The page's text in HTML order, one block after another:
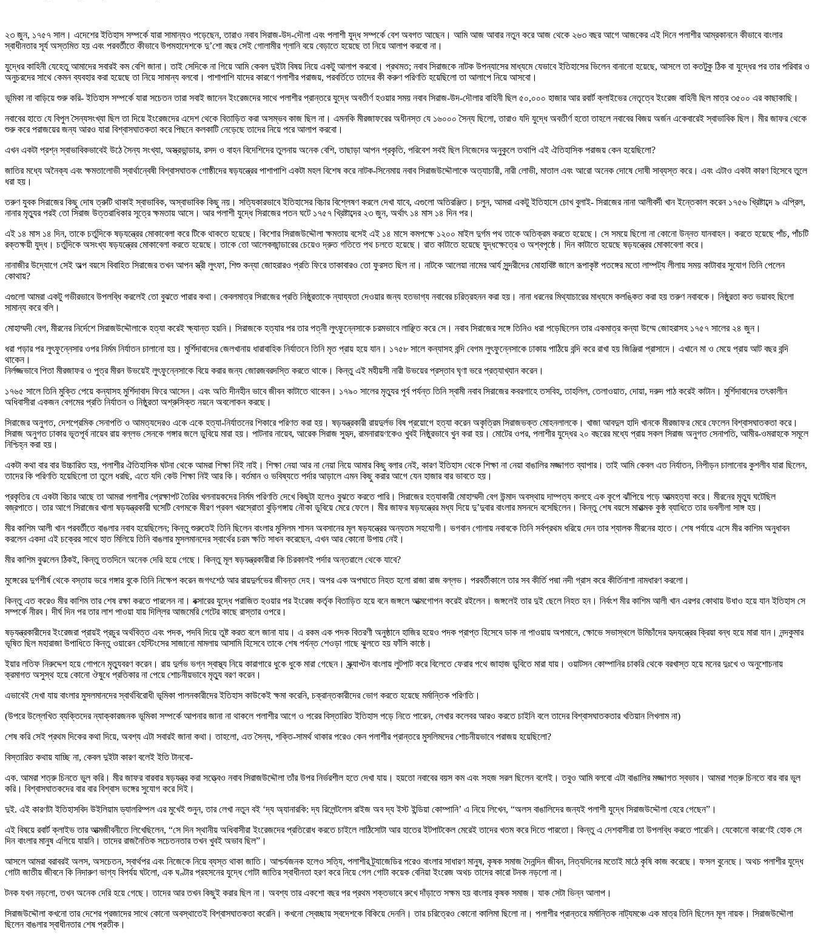
২৩ জুন, ১৭৫৭ সাল। এদেশের ইতিহাস সম্পর্কে যারা সামান্যও পড়েছেন, তারাও নবাব সিরাজ-উদ-দৌলা এবং পলাশী যুদ্ধ সম্পর্কে বেশ অবগত আছেন। আমি আজ আবার নতুন করে আজ থেকে ২৬৩ বছর আগে আজকের এই দিনে পলাশীর আম্রকাননে কীভাবে বাংলার
স্বাধীনতার সূর্য অস্তমিত হয় এবং পরবর্তীতে কীভাবে উপমহাদেশকে দু’শো বছর সেই গোলামীর গ্লানি বয়ে বেড়াতে হয়েছে তা নিয়ে আলাপ করবো না।
যুদ্ধের কাহিনী যেহেতু আমাদের সবারই কম বেশি জানা। তাই সেদিকে না গিয়ে আমি কেবল দুইটা বিষয় নিয়ে একটু আলাপ করবো। প্রথমত; নবাব সিরাজকে নাটক উপন্যাসের মাধ্যমে যেভাবে ইতিহাসের ভিলেন বানানো হয়েছে, আসলে তা কতটুকু ঠিক বা যুদ্ধের পর তার পরিবার ও
অনুচরদের সাথে কেমন ব্যবহার করা হয়েছে তা নিয়ে সামান্য বলবো। পাশাপাশি যাদের কারণে পলাশীর পরাজয়, পরবর্তিতে তাদের কী করুণ পরিণতি হয়েছিলো তা আলাপে নিয়ে আসবো।
ভূমিকা না বাড়িয়ে শুরু করি- ইতিহাস সম্পর্কে যারা সচেতন তারা সবাই জানেন ইংরেজদের সাথে পলাশীর প্রান্তরে যুদ্ধে অবতীর্ণ হওয়ার সময় নবাব সিরাজ-উদ-দৌলার বাহিনী ছিল ৫০,০০০ হাজার আর রবার্ট ক্লাইভের নেতৃত্বে ইংরেজ বাহিনী ছিল মাত্র ৩৫০০ এর কাছাকাছি।
নবাবের হাতে যে বিপুল সৈন্যসংখ্যা ছিল তা দিয়ে ইংরেজদের এদেশ থেকে বিতাড়িত করা অসম্ভব কাজ ছিল না। এমনকি মীরজাফরের অধীনস্ত যে ১৬০০০ সৈন্য ছিলো, তারাও যদি যুদ্ধে অবতীর্ণ হতো তাহলে নবাবের বিজয় অর্জন একেবারেই স্বাভাবিক ছিল। মীর জাফর থেকে
শুরু করে পরাজয়ের জন্য আরও যারা বিশ্বাসঘাতকতা করে পিছনে কলকাটি নেড়েছে তাদের নিয়ে পরে আলাপ করবো।
এখন একটা প্রশ্ন স্বাভাবিকভাবেই উঠে সৈন্য সংখ্যা, অস্ত্রভান্ডার, রসদ ও বাহন বিদেশিদের তুলনায় অনেক বেশি, তাছাড়া আপন প্রকৃতি, পরিবেশ সবই ছিল নিজেদের অনুকুলে তথাপি এই ঐতিহাসিক পরাজয় কেন হয়েছিলো?
জাতির মধ্যে অনৈক্য এবং ক্ষমতালোভী স্বার্থান্বেষী বিশ্বাসঘাতক গোষ্ঠীদের ষড়যন্ত্রের পাশাপাশি একটা মহল বিশেষ করে নাটক-সিনেমায় নবাব সিরাজউদ্দৌলাকে অত্যাচারী, নারী লোভী, মাতাল এবং আরো অনেক দোষে দোষী সাব্যস্ত করে। এবং এটাও একটা কারণ হিসেবে তুলে
ধরা হয়।
তরুণ যুবক সিরাজের কিছু দোষ ত্রুটি থাকাই স্বাভাবিক, অস্বাভাবিক কিছু নয়। সত্যিকারভাবে ইতিহাসের বিচার বিশ্লেষণ করলে দেখা যাবে, এগুলো অতিরঞ্জিত। চলুন, আমরা একটু ইতিহাসে চোখ বুলাই- সিরাজের নানা আলীবর্দী খান ইন্তেকাল করেন ১৭৫৬ খ্রিষ্টাব্দে ৯ এপ্রিল,
নানার মৃত্যুর পরই তো সিরাজ উত্তরাধিকার সূত্রে ক্ষমতায় আসে। আর পলাশী যুদ্ধে সিরাজের পতন ঘটে ১৭৫৭ খ্রিষ্টাব্দের ২৩ জুন, অর্থাৎ ১৪ মাস ১৪ দিন পর।
এই ১৪ মাস ১৪ দিন, তাকে চর্তুদিকে ষড়যন্ত্রের মোকাবেলা করে টিকে থাকতে হয়েছে। কিশোর সিরাজউদ্দৌলা ক্ষমতায় বসেই এই ১৪ মাসে কমপক্ষে ১২০০ মাইল দুর্গম পথ তাকে অতিক্রম করতে হয়েছে। সে সময়ে ছিলো না কোনো উন্নত যানবাহন। করতে হয়েছে পাঁচ, পাঁচটি
রক্তক্ষয়ী যুদ্ধ। চর্তুদিকে অসংখ্য ষড়যন্ত্রের মোকাবেলা করতে হয়েছে। তাকে তো আলেকজান্ডারের চেয়েও দ্রুত গতিতে পথ চলতে হয়েছে। রাত কাটাতে হয়েছে যুদ্ধক্ষেত্রে ও অশ্বপৃষ্ঠে। দিন কাটাতে হয়েছে ষড়যন্ত্রের মোকাবেলা করে।
নানাজীর উদ্যোগে সেই অল্প বয়সে বিবাহিত সিরাজের তখন আপন স্ত্রী লুৎফা, শিশু কন্যা জোহরারও প্রতি ফিরে তাকাবারও তো ফুরসত ছিল না। নাটকে আলেয়া নামের আর্য সুন্দরীদের মোহাবিষ্ট জালে রূপাকৃষ্ট পতঙ্গের মতো লাম্পট্য লীলায় সময় কাটাবার সুযোগ তিনি পেলেন
কোথায়?
এগুলো আমরা একটু গভীরভাবে উপলব্ধি করলেই তো বুঝতে পারার কথা। কেবলমাত্র সিরাজের প্রতি নিষ্ঠুরতাকে ন্যায্যতা দেওয়ার জন্য হতভাগ্য নবাবের চরিত্রহনন করা হয়। নানা ধরনের মিথ্যাচারের মাধ্যমে কলঙ্কিত করা হয় তরুণ নবাবকে। নিষ্ঠুরতা কত ভয়াবহ ছিলো
সামান্য করে বলি।
মোহাম্মদী বেগ, মীরনের নির্দেশে সিরাজউদ্দৌলাকে হত্যা করেই ক্ষ্যান্ত হয়নি। সিরাজকে হত্যার পর তার পত্নী লুৎফুন্নেসাকে চরমভাবে লাঞ্ছিত করে সে। নবাব সিরাজের সঙ্গে তিনিও ধরা পড়েছিলেন তার একমাত্র কন্যা উম্মে জোহরাসহ ১৭৫৭ সালের ২৪ জুন।
ধরা পড়ার পর লুৎফুন্নেসার ওপর নির্মম নির্যাতন চালানো হয়। মুর্শিদাবাদের জেলখানায় ধারাবাহিক নির্যাতনে তিনি মৃত প্রায় হয়ে যান। ১৭৫৮ সালে কন্যাসহ বন্দি বেগম লুৎফুন্নেসাকে ঢাকায় পাঠিয়ে বন্দি করে রাখা হয় জিঞ্জিরা প্রাসাদে। এখানে মা ও মেয়ে প্রায় আট বছর বন্দি
থাকেন।
নির্লজ্জভাবে পিতা মীরজাফর ও পুত্র মীরন উভয়েই লুৎফুন্নেসাকে বিয়ে করার জন্য জোরজবরদস্তি করতে থাকে। কিন্তু এই মহীয়সী নারী উভয়ের প্রস্তাব ঘৃণা ভরে প্রত্যাখ্যান করেন।
১৭৬৫ সালে তিনি মুক্তি পেয়ে কন্যাসহ মুর্শিদাবাদ ফিরে আসেন। এবং অতি দীনহীন ভাবে জীবন কাটাতে থাকেন। ১৭৯০ সালের মৃত্যুর পূর্ব পর্যন্ত তিনি স্বামী নবাব সিরাজের কবরগাহে তসবিহ, তাহলিল, তেলাওয়াত, দোয়া, দরুদ পাঠ করেই কাটান। মুর্শিদাবাদের তৎকালীন
অধিবাসীরা একজন বেগমের প্রতি নির্যাতন ও নিষ্ঠুরতা অশ্রুসিক্ত নয়নে অবলোকন করছে।
সিরাজের অনুগত, দেশপ্রেমিক সেনাপতি ও আমত্যদেরও একে একে হত্যা-নির্যাতনের শিকারে পরিণত করা হয়। ষড়যন্ত্রকারী রায়দুর্লভ বিষ প্রয়োগে হত্যা করেন অকৃত্রিম সিরাজভক্ত মোহনলালকে। খাজা আবদুল হাদি খানকে মীরজাফর মেরে ফেলেন বিশ্বাসঘাতকতা করে।
সিরাজ অনুগত ঢাকার ভূতপূর্ব নায়েব রায় বল্লভ সেনকে গঙ্গার জলে ডুবিয়ে মারা হয়। পাটনার নায়েব, আরেক সিরাজ সুহৃদ, রামনারায়ণকেও খুবই নিষ্ঠুরভাবে খুন করা হয়। মোটের ওপর, পলাশীর যুদ্ধের ২০ বছরের মধ্যে প্রায় সকল সিরাজ অনুগত সেনাপতি, আমীর-ওমরাহকে সমূলে
নিশ্চিহ্ন করা হয়।
একটা কথা বার বার উচ্চারিত হয়, পলাশীর ঐতিহাসিক ঘটনা থেকে আমরা শিক্ষা নিই নাই। শিক্ষা নেয়া আর না নেয়া নিয়ে আমার কিছু বলার নেই, কারণ ইতিহাস থেকে শিক্ষা না নেয়া বাঙালির মজ্জাগত ব্যাপার। তাই আমি কেবল এত নির্যাতন, নিপীড়ন চালানোর কুশলীব যারা ছিলেন,
তাদের কি পরিণতি হয়েছিলো তা তুলে ধরছি, এতে যদি কেউ শিক্ষা নিই আর কি। বর্তমান ও ভবিষ্যতে পর্দার আড়ালে এমন কিছু করার আগে যেন হাজার বার ভাবতে হয়।
প্রকৃতির যে একটা বিচার আছে তা আমরা পলাশীর প্রেক্ষাপট তৈরির খলনায়কদের নির্মম পরিণতি দেখে কিছুটা হলেও বুঝতে করতে পারি। সিরাজের হত্যাকারী মোহাম্মদী বেগ উন্মাদ অবস্থায় দাম্পত্য কলহে এক কূপে ঝাঁপিয়ে পড়ে আত্মহত্যা করে। মীরনের মৃত্যু ঘটেছিল
বজ্রপাতে। তার আগে সিরাজের খালা ষড়যন্ত্রকারী ঘসেটি বেগমকে মীরণ প্রবল খরস্রোতা বুড়িগঙ্গায় নৌকা ডুবিয়ে মেরে ফেলে। মীর জাফর ষড়যন্ত্রের মধ্য দিয়ে দু’দুবার বাংলার মসনদে বসেছিলেন। কিন্তু শেষ বয়সে মারাত্মক কুষ্ঠ ব্যাধিতে তার ভবলীলা সাঙ্গ হয়।
মীর কাশিম আলী খান পরবর্তীতে বাঙলার নবাব হয়েছিলেন; কিন্তু শুরুতেই তিনি ছিলেন বাংলার মুসিলম শাসন অবসানের মূল ষড়যন্ত্রের অন্যতম সহযোগী। ভগবান গোলায় নবাবকে তিনি সর্বপ্রথম ধরিয়ে দেন তার শ্যালক মীরনের হাতে। শেষ পর্যায়ে এসে মীর কাশিম অনুধাবন
করলেন একদা এই চক্রের সাথে হাত মিলিয়ে তিনি বাঙলার মুসলমানদের স্বার্থের চরম ক্ষতি সাধন করেছেন, এখন আর কোনো উপায় নেই।
মীর কাশিম বুঝলেন ঠিকই, কিন্তু ততদিনে অনেক দেরি হয়ে গেছে। কিন্তু মূল ষড়যন্ত্রকারীরা কি চিরকালই পর্দার অন্তরালে থেকে যাবে?
মুঙ্গেরের দুর্গশীর্ষ থেকে বস্তায় ভরে গঙ্গার বুকে তিনি নিক্ষেপ করেন জগৎশেঠ আর রায়দুর্লভের জীবন্ত দেহ। অপর এক অপঘাতে নিহত হলো রাজা রাজ বল্লভ। পরবর্তীকালে তার সব কীর্তি পদ্মা নদী গ্রাস করে কীর্তিনাশা নামধারণ করলো।
কিন্তু এত করেও মীর কাশিম তার শেষ রক্ষা করতে পারলেন না। বক্সারের যুদ্ধে পরাজিত হওয়ার পর ইংরেজ কর্তৃক বিতাড়িত হয়ে বনে জঙ্গলে আত্মগোপন করেই রইলেন। জঙ্গলেই তার দুই ছেলে নিহত হন। নির্বংশ মীর কাশিম আলী খান এরপর কোথায় উধাও হয়ে যান ইতিহাস সে
সম্পর্কে নীরব। দীর্ঘ দিন পর তার লাশ পাওয়া যায় দিল্লির আজমেরি গেটের কাছে রাস্তার ওপরে।
ষড়যন্ত্রকারীদের ইংরেজরা প্রায়ই প্রচুর অর্থবিত্ত এবং পদক, পদবি দিয়ে তুষ্ট করত বলে জানা যায়। এ রকম এক পদক বিতরণী অনুষ্ঠানে হাজির হয়েও পদক প্রাপ্ত হিসেবে ডাক না পাওয়ায় অপমানে, ক্ষোভে সভাস্থলে উমিচাঁদের হৃদযন্ত্রের ক্রিয়া বন্ধ হয়ে মারা যান। নন্দকুমার
ভূষিত ছিল মহারাজা উপাধিতে কিন্তু ওয়ারেন হেস্টিংসের সাজানো মামলায় আসামি হিসেবে তাকে শেষ পর্যন্ত শেওড়া গাছে ঝুলতে হয় ফাঁসি কাষ্ঠে।
ইয়ার লতিফ নিরুদ্দেশ হয়ে গোপনে মৃত্যুবরণ করেন। রায় দুর্লভ ভগ্ন স্বাস্থ্য নিয়ে কারাগারে ধুকে ধুকে মারা গেছেন। স্ক্র্যাপ্টন বাংলায় লুটপাট করে বিলেতে ফেরার পথে জাহাজ ডুবিতে মারা যায়। ওয়াটসন কোম্পানির চাকরি থেকে বরখাস্ত হয়ে মনের দুঃখে ও অনুশোচনায়
ক্রমাগত অসুস্থ হয়ে কোনো ঔষুধে প্রতিকার না পেয়ে শোচনীয়ভাবে মৃত্যু বরণ করেন।
এভাবেই দেখা যায় বাংলার মুসলমানদের স্বার্থবিরোধী ভূমিকা পালনকারীদের ইতিহাস কাউকেই ক্ষমা করেনি, চক্রান্তকারীদের ভোগ করতে হয়েছে মর্মান্তিক পরিণতি।
(উপরে উল্লেখিত ব্যক্তিদের ন্যাক্কারজনক ভূমিকা সম্পর্কে আপনার জানা না থাকলে পলাশীর আগে ও পরের বিস্তারিত ইতিহাস পড়ে নিতে পারেন, লেখার কলেবর আরও করতে চাইনি বলে তাদের বিশ্বাসঘাতকতার খতিয়ান লিখলাম না)
শেষ করি সেই প্রথম দিকের কথা দিয়ে, অবশ্য এটা সবারই জানা কথা। তাহলো, এত সৈন্য, শক্তি-সামর্থ থাকার পরেও কেন পলাশীর প্রান্তরে মুসলিমদের শোচনীয়ভাবে পরাজয় হয়েছিলো?
বিস্তারিত কথায় যাচ্ছি না, কেবল দুইটা কারণ বলেই ইতি টানবো-
এক. আমরা শত্রু চিনতে ভুল করি। মীর জাফর বারবার ষড়যন্ত্র করা সত্ত্বেও নবাব সিরাজউদ্দৌলা তাঁর উপর নির্ভরশীল হতে দেখা যায়। হয়তো নবাবের বয়স কম এবং সহজ সরল ছিলেন বলেই। তবুও আমি বলবো এটা বাঙালির মজ্জাগত স্বভাব। আমরা শত্রু চিনতে বার বার ভুল
করি। বিশ্বাসঘাতকদের বার বার বিশ্বাস ভঙ্গের সুযোগ করে দিই।
দুই. এই কারণটা ইতিহাসবিদ উইলিয়াম ড্যালরিম্পল এর মুখেই শুনুন, তার লেখা নতুন বই ‘দ্য অ্যানারকি: দ্য রিলেন্টলেস রাইজ অব দ্য ইস্ট ইন্ডিয়া কোম্পানি’ এ নিয়ে লিখেন, “অলস বাঙালিদের জন্যই পলাশী যুদ্ধে সিরাজউদ্দৌলা হেরে গেছেন”।
এই বিষয়ে রবার্ট ক্লাইভ তার আত্মজীবনীতে লিখেছিলেন, “সে দিন স্থানীয় অধিবাসীরা ইংরেজদের প্রতিরোধ করতে চাইলে লাঠিসোটা আর হাতের ইটপাটকেল মেরেই তাদের খতম করে দিতে পারতো। কিন্তু এ দেশবাসীরা তা উপলব্ধি করতে পারেনি। যেকোনো কারণেই হোক সে
দিন বাংলার মানুষ এগিয়ে যায়নি। তাদের রাজনৈতিক সচেতনতার তখন খুবই অভাব ছিল”।
আসলে আমরা বরাবরই অলস, অসচেতন, স্বার্থপর এবং নিজেকে নিয়ে ব্যস্ত থাকা জাতি। আশ্চর্যজনক হলেও সত্যি, পলাশীর ট্র্যাজেডির পরেও বাংলার সাধারণ মানুষ, কৃষক সমাজ দৈনন্দিন জীবন, নিত্যদিনের মতোই মাঠে কৃষি কাজ করেছে। ফসল বুনেছে। অথচ পলাশীর যুদ্ধে
গোটা জাতীয় জীবনে কি নিদারুণ ভাগ্য বিপর্যয় ঘটলো, এক ঘণ্টার প্রহসনের যুদ্ধে গোটা জাতির স্বাধীনতা হরণ করে নিয়ে গেল গোটা কয়েক বেনিয়া ইংরেজ অথচ তাদের কারো টনক নড়লো না।
টনক যখন নড়লো, তখন অনেক দেরি হয়ে গেছে। তাদের আর তখন কিছুই করার ছিল না। অবশ্য তার একশো বছর পর প্রথম শক্তভাবে রুখে দাঁড়াতে সক্ষম হয় বাংলার কৃষক সমাজ। যাক সেটা ভিন্ন আলাপ।
সিরাজউদ্দৌলা কখনো তার দেশের প্রজাদের সাথে কোনো অবস্থাতেই বিশ্বাসঘাতকতা করেনি। কখনো স্বেচ্ছায় স্বদেশকে বিকিয়ে দেননি। তার চরিত্রেও কোনো কালিমা ছিলো না। পলাশীর প্রান্তরে মর্মান্তিক নাট্যমঞ্চে এক মাত্র তিনি ছিলেন মূল নায়ক। সিরাজউদ্দৌলা
ছিলেন বাঙলার স্বাধীনতার শেষ প্রতীক।